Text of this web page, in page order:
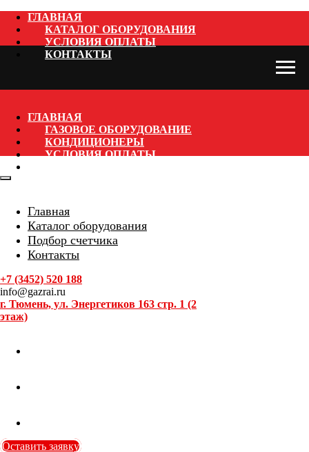
ГЛАВНАЯ
КАТАЛОГ ОБОРУДОВАНИЯ
УСЛОВИЯ ОПЛАТЫ
КОНТАКТЫ
ГЛАВНАЯ
ГАЗОВОЕ ОБОРУДОВАНИЕ
КОНДИЦИОНЕРЫ
УСЛОВИЯ ОПЛАТЫ
Главная
Каталог оборудования
Подбор счетчика
Контакты
+7 (3452) 520 188
info@gazrai.ru
г. Тюмень, ул. Энергетиков 163 стр. 1 (2
этаж)
Оставить заявку